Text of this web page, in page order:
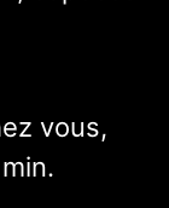
vous,